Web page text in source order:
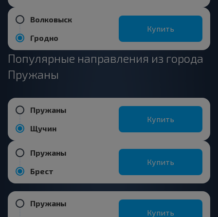
Волковыск
Гродно
Купить
Популярные направления из города
Пружаны
Пружаны
Щучин
Купить
Пружаны
Брест
Купить
Пружаны
Купить